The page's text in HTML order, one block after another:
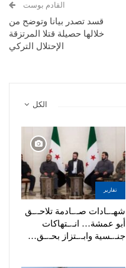
القادم بوست
قسد تصدر بيانا وتوضح من
خلالها حصيلة قتلا المرتزقة
الإحتلال التركي
الكل
تقارير
شهـ.ـادات صـ.ـادمة تلاحـ.ـق
أبو عمشة… انـ.ـتهاكات
جنـ.ـسية وابـ.ـتزاز بحـ.ـق…